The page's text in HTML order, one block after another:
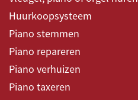
Huurkoopsysteem
Piano stemmen
Piano repareren
Piano verhuizen
Piano taxeren